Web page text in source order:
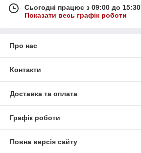
Сьогодні працює з 09:00 до 15:30
Показати весь графік роботи
Про нас
Контакти
Доставка та оплата
Графік роботи
Повна версія сайту